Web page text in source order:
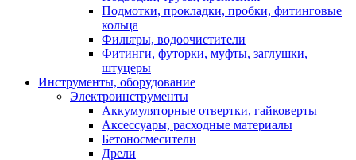
Подмотки, прокладки, пробки, фитинговые
кольца
Фильтры, водоочистители
Фитинги, футорки, муфты, заглушки,
штуцеры
Инструменты, оборудование
Электроинструменты
Аккумуляторные отвертки, гайковерты
Аксессуары, расходные материалы
Бетоносмесители
Дрели